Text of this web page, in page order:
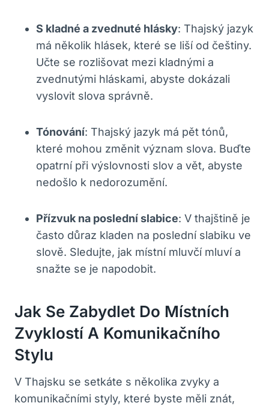
S kladné a zvednuté hlásky: Thajský⁣ jazyk
má několik hlásek,‍ které se liší od češtiny.
Učte se rozlišovat mezi kladnými a
zvednutými hláskami, abyste dokázali
vyslovit slova správně.
Tónování: Thajský jazyk má pět ⁢tónů,
které mohou změnit význam slova. Buďte
opatrní při výslovnosti slov a vět, abyste
nedošlo k nedorozumění.
Přízvuk na ‍poslední slabice: V thajštině je
často důraz‌ kladen na‍ poslední slabiku ​ve‌
slově. Sledujte, jak místní mluvčí mluví a
snažte se je napodobit.
Jak Se Zabydlet Do Místních‍
Zvyklostí A Komunikačního
Stylu
V Thajsku se ⁢setkáte s několika‍ zvyky a
komunikačními styly, které byste ‍měli znát,